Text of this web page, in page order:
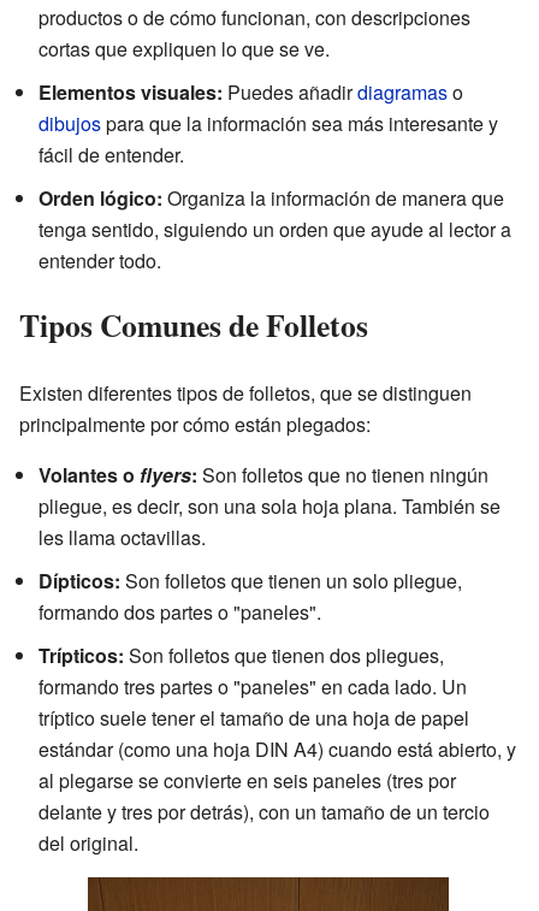
productos o de cómo funcionan, con descripciones
cortas que expliquen lo que se ve.
Elementos visuales: Puedes añadirdiagramaso
dibujospara que la información sea más interesante y
fácil de entender.
Orden lógico: Organiza la información de manera que
tenga sentido, siguiendo un orden que ayude al lector a
entender todo.
Tipos Comunes de Folletos
Existen diferentes tipos de folletos, que se distinguen
principalmente por cómo están plegados:
Volantes o flyers: Son folletos que no tienen ningún
pliegue, es decir, son una sola hoja plana. También se
les llama octavillas.
Dípticos: Son folletos que tienen un solo pliegue,
formando dos partes o "paneles".
Trípticos: Son folletos que tienen dos pliegues,
formando tres partes o "paneles" en cada lado. Un
tríptico suele tener el tamaño de una hoja de papel
estándar (como una hoja DIN A4) cuando está abierto, y
al plegarse se convierte en seis paneles (tres por
delante y tres por detrás), con un tamaño de un tercio
del original.